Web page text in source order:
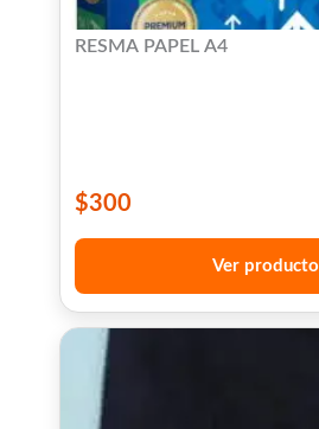
RESMA PAPEL A4
$300
Ver producto